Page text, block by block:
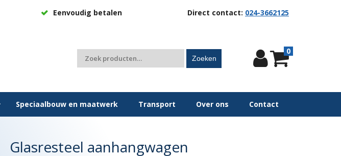
Eenvoudig betalen Direct contact: 024-3662125
Zoeken
naar:
Zoeken
0
Speciaalbouw en maatwerk Transport Over ons Contact
Glasresteel aanhangwagen